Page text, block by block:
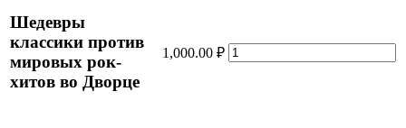
Шедевры
классики против
мировых рок-
хитов во Дворце
1,000.00 ₽ Шедевры
классики